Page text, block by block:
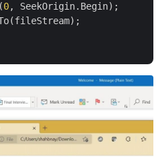
0
, SeekOrigin.Begin);